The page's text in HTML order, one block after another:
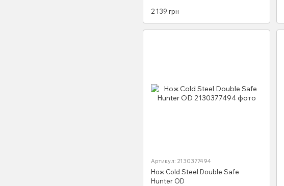
2 139 грн
Артикул: 2130377494
Нож Cold Steel Double Safe
Hunter OD